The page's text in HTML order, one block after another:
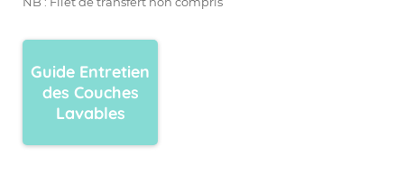
Guide Entretien
des Couches
Lavables